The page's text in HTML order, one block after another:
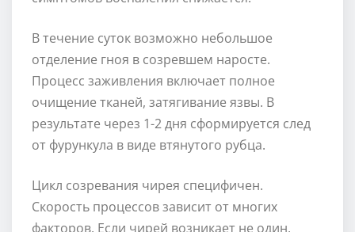
В течение суток возможно небольшое
отделение гноя в созревшем наросте.
Процесс заживления включает полное
очищение тканей, затягивание язвы. В
результате через 1-2 дня сформируется след
от фурункула в виде втянутого рубца.
Цикл созревания чирея специфичен.
Скорость процессов зависит от многих
факторов. Если чирей возникает не один,